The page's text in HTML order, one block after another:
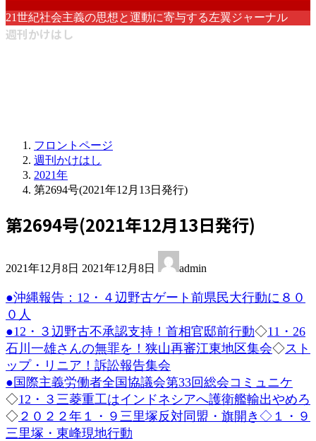
21世紀社会主義の思想と運動に寄与する左翼ジャーナル
週刊かけはし
フロントページ
週刊かけはし
2021年
第2694号(2021年12月13日発行)
第2694号(2021年12月13日発行)
2021年12月8日 終
新
時
:
2021年12月8日 admin
●沖縄報告：12・４辺野古ゲート前県民大行動に８０
０人
●12・３辺野古不承認支持！首相官邸前行動◇11・26
石川一雄さんの無罪を！狭山再審江東地区集会◇スト
ップ・リニア！訴訟報告集会
●国際主義労働者全国協議会第33回総会コミュニケ
◇12・３三菱重工はインドネシアへ護衛艦輸出やめろ
◇ ２０２２年１・９三里塚反対同盟・旗開き◇１・９
三里塚・東峰現地行動